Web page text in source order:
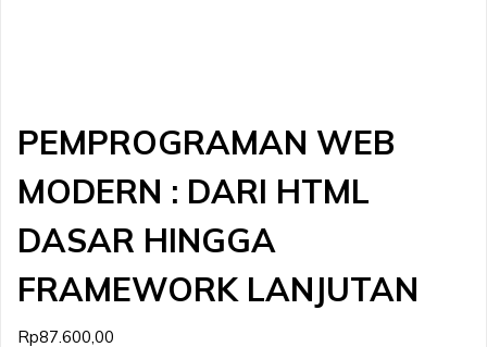
PEMPROGRAMAN WEB
MODERN : DARI HTML
DASAR HINGGA
FRAMEWORK LANJUTAN
Rp87.600,00